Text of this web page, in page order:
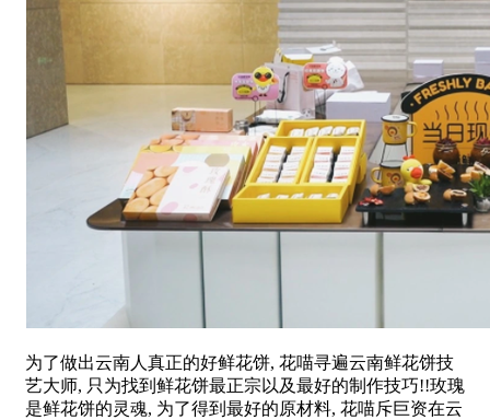
为了做出云南人真正的好鲜花饼, 花喵寻遍云南鲜花饼技
艺大师, 只为找到鲜花饼最正宗以及最好的制作技巧!!玫瑰
是鲜花饼的灵魂, 为了得到最好的原材料, 花喵斥巨资在云